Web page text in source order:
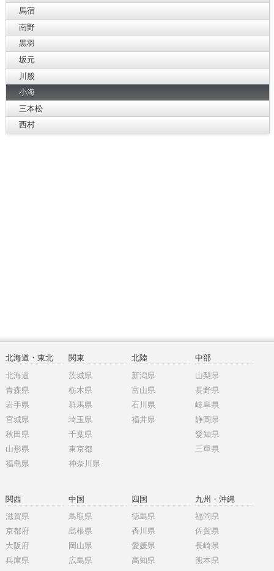
馬宿
南野
黒羽
坂元
川股
小海
三本松
西村
北海道・東北
北海道
青森県
岩手県
宮城県
秋田県
山形県
福島県
関東
茨城県
栃木県
群馬県
埼玉県
千葉県
東京都
神奈川県
北陸
新潟県
富山県
石川県
福井県
中部
山梨県
長野県
岐阜県
静岡県
愛知県
三重県
関西
滋賀県
京都府
大阪府
兵庫県
中国
鳥取県
島根県
岡山県
広島県
四国
徳島県
香川県
愛媛県
高知県
九州・沖縄
福岡県
佐賀県
長崎県
熊本県